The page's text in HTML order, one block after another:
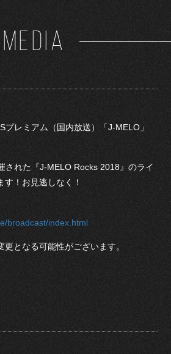
MEDIA
プレミアム（国内放送）「J-MELO」
された『J-MELO Rocks 2018』のライ
！お見逃しなく！
broadcast/index.html
となる可能性がございます。